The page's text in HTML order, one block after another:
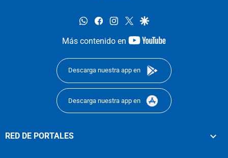
whatsappfacebookinstagram
twittergoogle
Más contenido en
youtube-
Descarga nuestra app en
Descarga nuestra app en
RED DE PORTALES